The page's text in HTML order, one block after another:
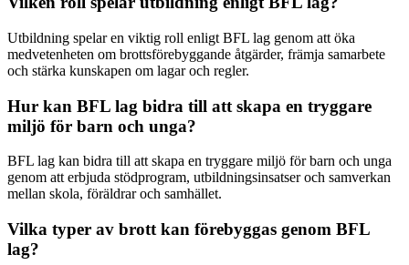
Utbildning spelar en viktig roll enligt BFL lag genom att öka
medvetenheten om brottsförebyggande åtgärder, främja samarbete
och stärka kunskapen om lagar och regler.
Hur kan BFL lag bidra till att skapa en tryggare
miljö för barn och unga?
BFL lag kan bidra till att skapa en tryggare miljö för barn och unga
genom att erbjuda stödprogram, utbildningsinsatser och samverkan
mellan skola, föräldrar och samhället.
Vilka typer av brott kan förebyggas genom BFL
lag?